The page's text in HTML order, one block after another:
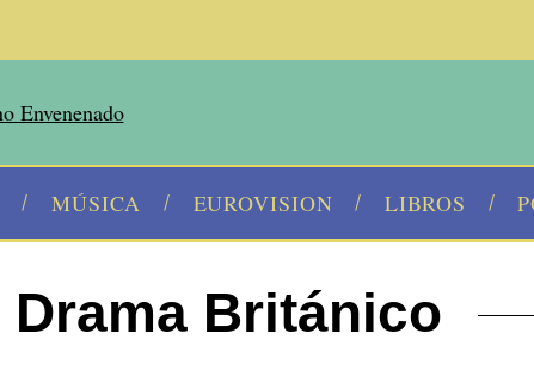
MÚSICA EUROVISION LIBROS
Drama Británico